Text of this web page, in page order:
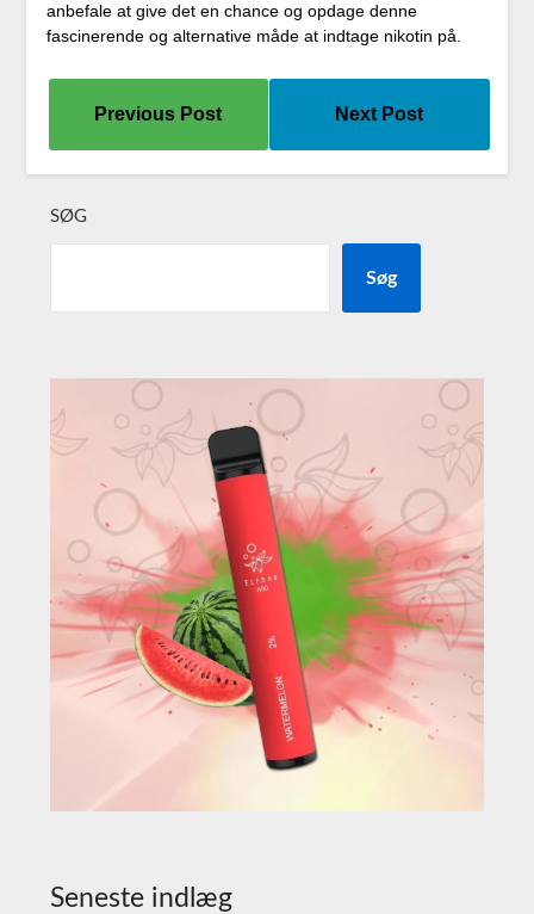
anbefale at give det en chance og opdage denne
fascinerende og alternative måde at indtage nikotin på.
Previous Post Next Post
SØG
Søg
Seneste indlæg